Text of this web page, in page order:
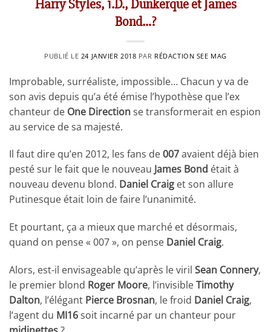
Harry Styles, 1.D., Dunkerque et James
Bond…?
PUBLIÉ LE 24 JANVIER 2018 PAR RÉDACTION SEE MAG
Improbable, surréaliste, impossible… Chacun y va de
son avis depuis qu’a été émise l’hypothèse que l’ex
chanteur de One Directionse transformerait en espion
au service de sa majesté.
Il faut dire qu’en 2012, les fans de007avaient déjà bien
pesté sur le fait que le nouveau James Bond était à
nouveau devenu blond. Daniel Craig et son allure
Putinesque était loin de faire l’unanimité.
Et pourtant, ça a mieux que marché et désormais,
quand on pense « 007 », on pense Daniel Craig.
Alors, est-il envisageable qu’après le viril Sean Connery,
le premier blond Roger Moore, l’invisibleTimothy
Dalton, l’élégant Pierce Brosnan, le froid Daniel Craig,
l’agent du MI16soit incarné par un chanteur pour